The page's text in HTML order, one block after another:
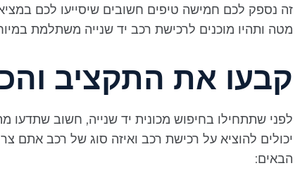
זה נספק לכם חמישה טיפים חשובים שיסייעו לכם
מטה ותהיו מוכנים לרכישת רכב יד שנייה משתלמת
קבעו את התקציב
לפני שתתחילו בחיפוש מכונית יד שנייה, חשוב
יכולים להוציא על רכישת רכב ואיזה סוג של רכב אתם
הבאים: